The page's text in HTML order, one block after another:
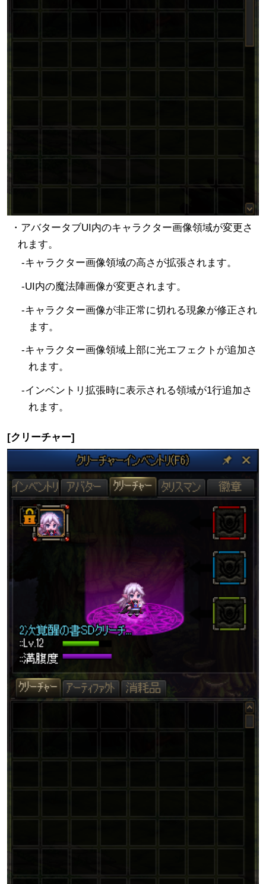
・アバタータブUI内のキャラクター画像領域が変更さ
れます。
-キャラクター画像領域の高さが拡張されます。
-UI内の魔法陣画像が変更されます。
-キャラクター画像が非正常に切れる現象が修正され
ます。
-キャラクター画像領域上部に光エフェクトが追加さ
れます。
-インベントリ拡張時に表示される領域が1行追加さ
れます。
[クリーチャー]